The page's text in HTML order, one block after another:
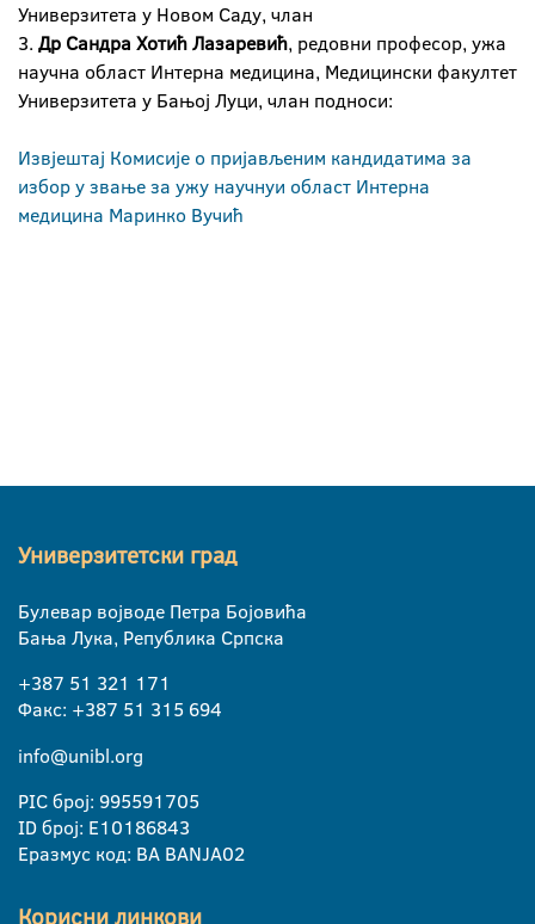
Универзитета у Новом Саду, члан
3. Др Сандра Хотић Лазаревић, редовни професор, ужа
научна област Интерна медицина, Медицински факултет
Универзитета у Бањој Луци, члан подноси:
Извјештај Комисије о пријављеним кандидатима за
избор у звање за ужу научнуи област Интерна
медицина Маринко Вучић
Универзитетски град
Булевар војводе Петра Бојовића
Бања Лука, Република Српска
+387 51 321 171
Факс: +387 51 315 694
info@unibl.org
PIC број: 995591705
ID број: E10186843
Еразмус код: BA BANJA02
Корисни линкови